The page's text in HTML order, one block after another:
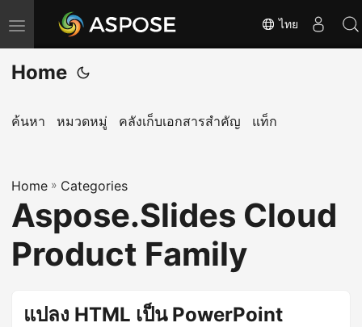
T
o
g
l
a
v
i
g
ไทย
Home
ค้นหา หมวดหมู่ คลังเก็บเอกสารสำคัญ แท็ก
Home » Categories
Aspose.Slides Cloud
Product Family
แปลง HTML เป็น PowerPoint